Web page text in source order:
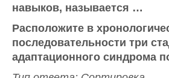
навыков, называется …
Расположите в
последовательности три
адаптационного синдрома